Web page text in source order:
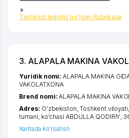
Tashkilot tegishli bo'lgan Rubrikalar
3. ALAPALA MAKINA
Yuridik nomi:ALAPALA MAKINA
VAKOLATXONA
Brend nomi:ALAPALA MAKINA
Adres: O'zbekiston,Toshkent viloyati
tumani, ko'chasi ABDULLA QODIRIY,
Xaritada ko'rsatish